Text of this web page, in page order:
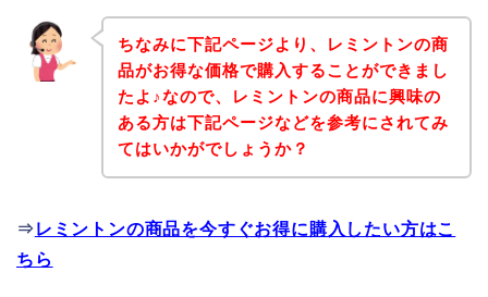
ちなみに下記ページより、レミントンの商
品がお得な価格で購入することができまし
たよ♪なので、レミントンの商品に興味の
ある方は下記ページなどを参考にされてみ
てはいかがでしょうか？
⇒ レミントンの商品を今すぐお得に購入したい方はこ
ちら